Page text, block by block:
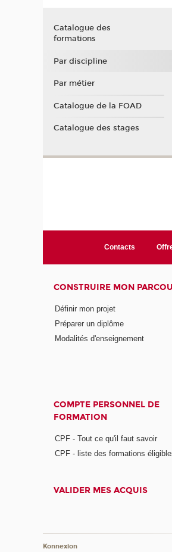
Catalogue des
formations
Par discipline
Par métier
Catalogue de la FOAD
Catalogue des stages
Contacts
CONSTRUIRE MON
Définir mon projet
Préparer un diplôme
Modalités d'enseignement
COMPTE PERSONNEL DE
FORMATION
CPF - Tout ce qu'il faut savoir
CPF - liste des formations
VALIDER MES ACQUIS
Konnexion